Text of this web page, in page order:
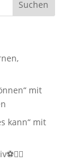
mit
kann“ mit